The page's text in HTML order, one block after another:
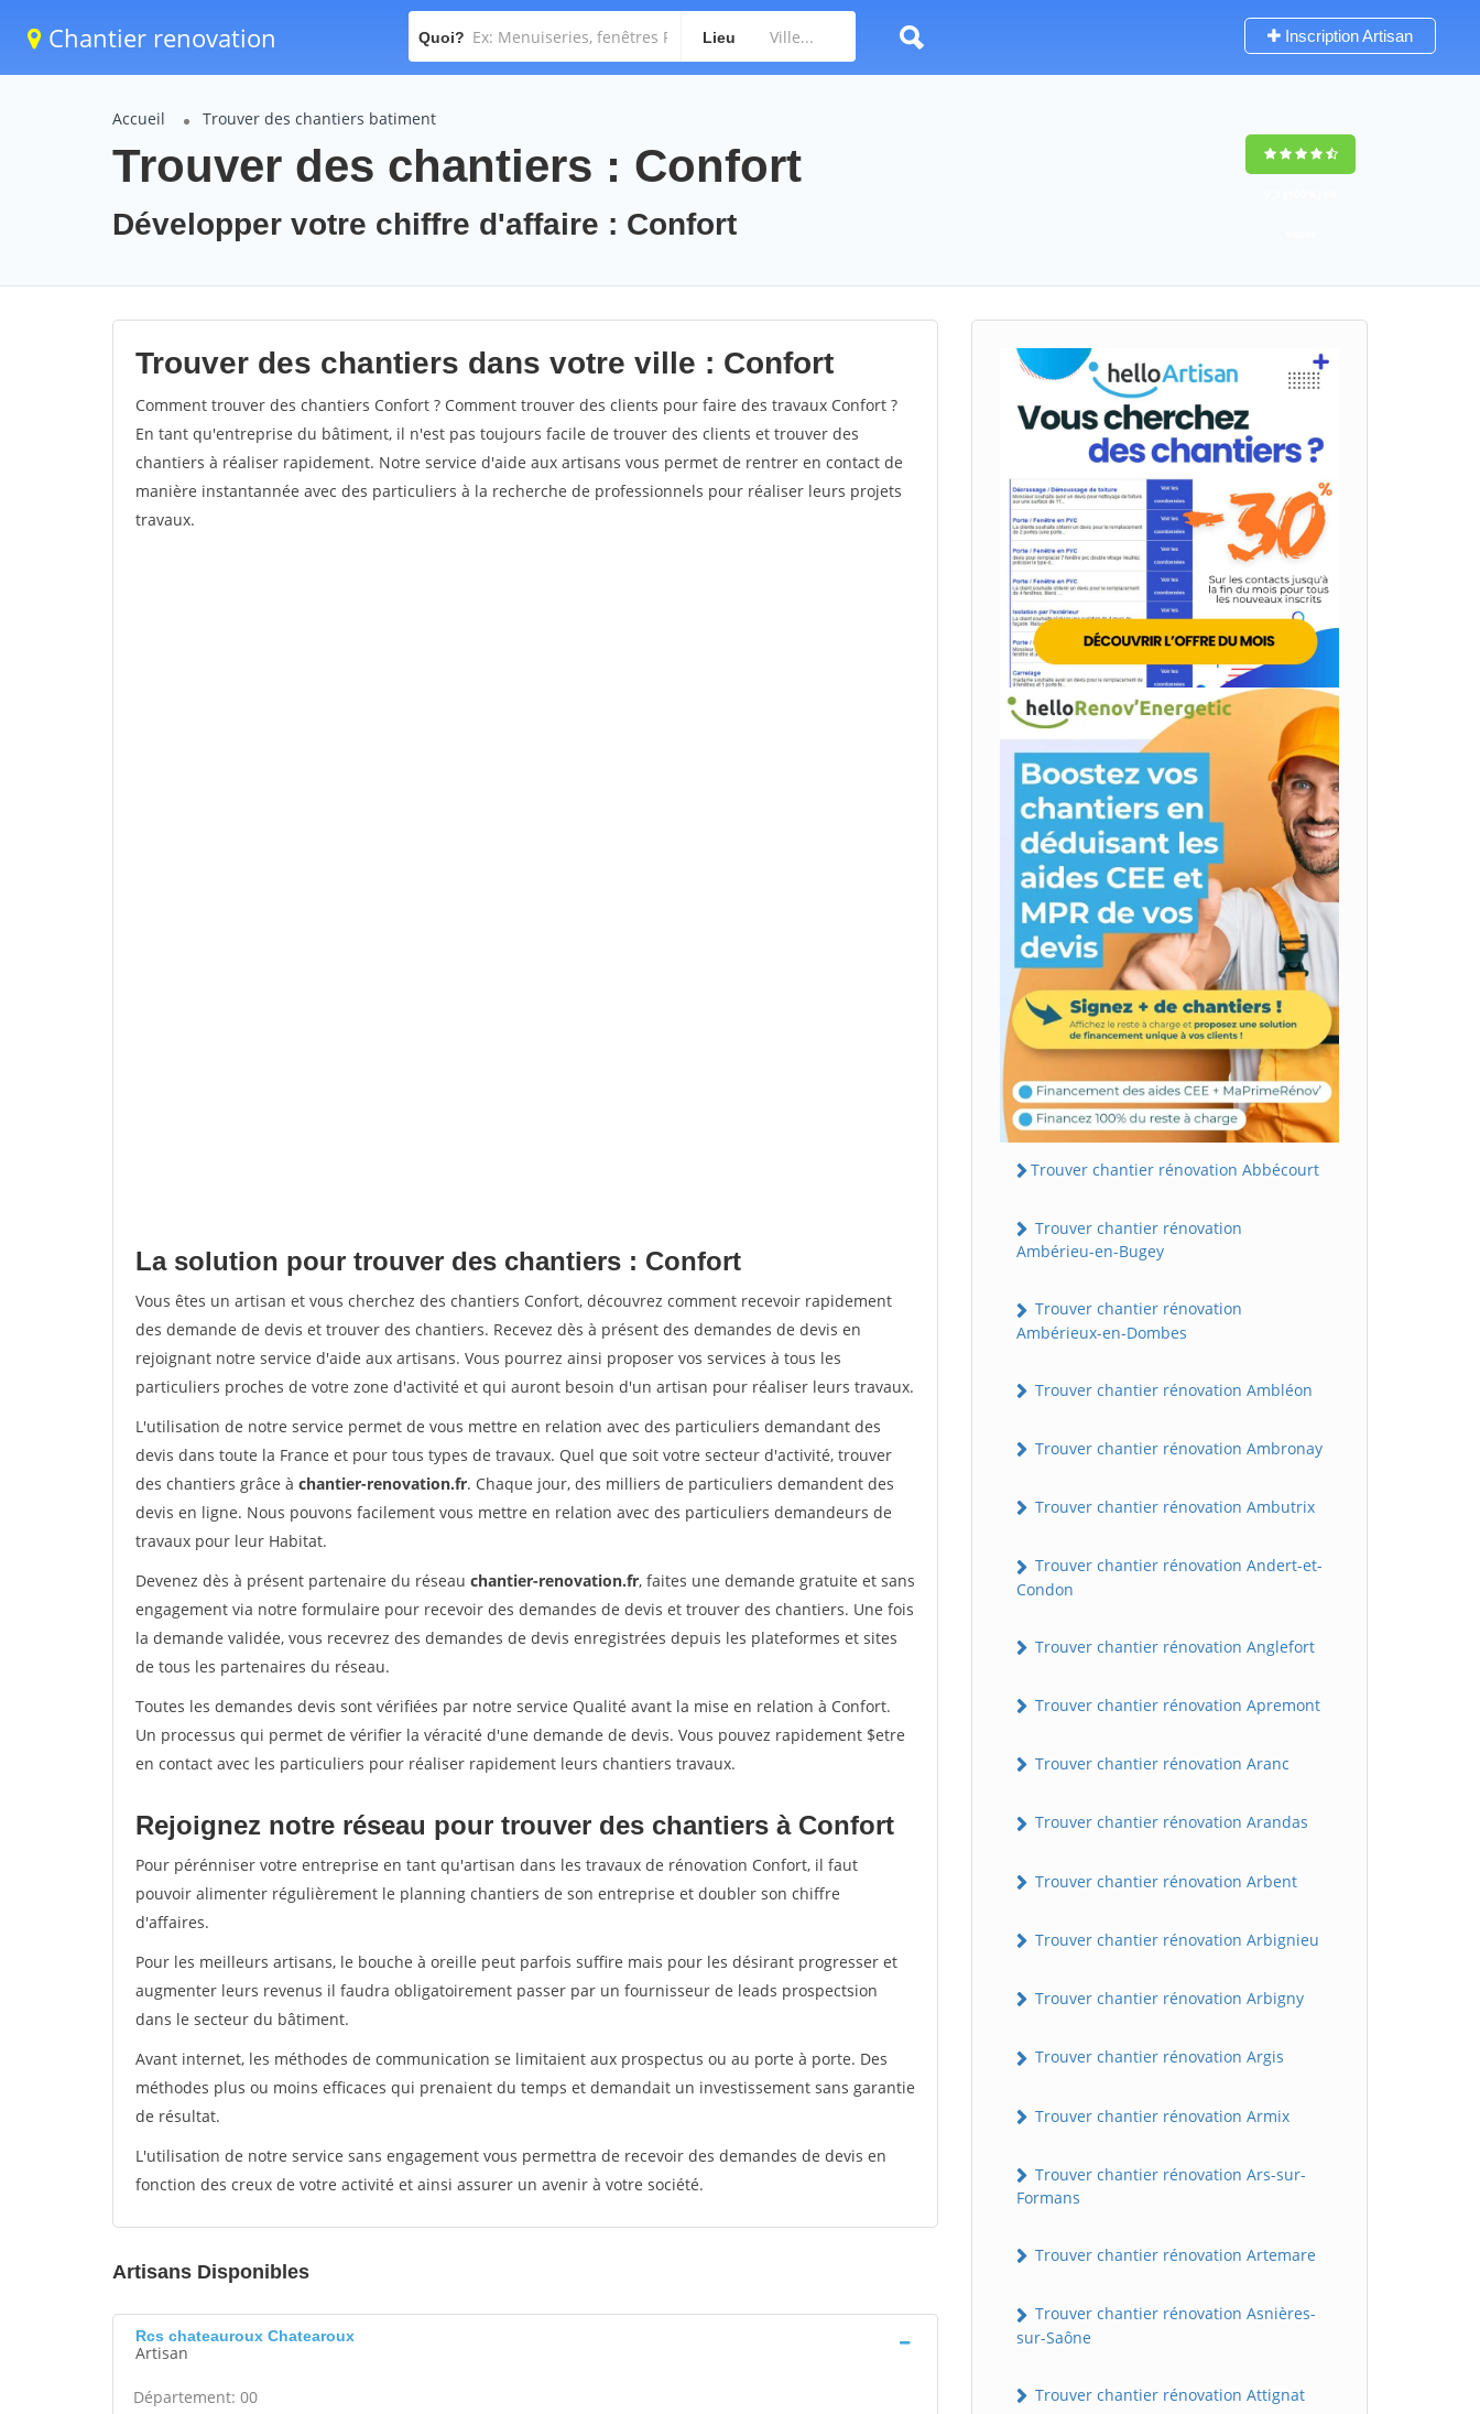
Chantier renovation Quoi? Lieu Inscription Artisan
Accueil Trouver des chantiers batiment
Trouver des chantiers : Confort
Développer votre chiffre d'affaire : Confort
Trouver des chantiers dans votre ville : Confort
Comment trouver des chantiers Confort ? Comment trouver des clients pour faire des travaux Confort ?
En tant qu'entreprise du bâtiment, il n'est pas toujours facile de trouver des clients et trouver des
chantiers à réaliser rapidement. Notre service d'aide aux artisans vous permet de rentrer en contact de
manière instantannée avec des particuliers à la recherche de professionnels pour réaliser leurs projets
travaux.
La solution pour trouver des chantiers : Confort
Vous êtes un artisan et vous cherchez des chantiers Confort, découvrez comment recevoir rapidement
des demande de devis et trouver des chantiers. Recevez dès à présent des demandes de devis en
rejoignant notre service d'aide aux artisans. Vous pourrez ainsi proposer vos services à tous les
particuliers proches de votre zone d'activité et qui auront besoin d'un artisan pour réaliser leurs travaux.
L'utilisation de notre service permet de vous mettre en relation avec des particuliers demandant des
devis dans toute la France et pour tous types de travaux. Quel que soit votre secteur d'activité, trouver
des chantiers grâce à chantier-renovation.fr. Chaque jour, des milliers de particuliers demandent des
devis en ligne. Nous pouvons facilement vous mettre en relation avec des particuliers demandeurs de
travaux pour leur Habitat.
Devenez dès à présent partenaire du réseau chantier-renovation.fr, faites une demande gratuite et sans
engagement via notre formulaire pour recevoir des demandes de devis et trouver des chantiers. Une fois
la demande validée, vous recevrez des demandes de devis enregistrées depuis les plateformes et sites
de tous les partenaires du réseau.
Toutes les demandes devis sont vérifiées par notre service Qualité avant la mise en relation à Confort.
Un processus qui permet de vérifier la véracité d'une demande de devis. Vous pouvez rapidement $etre
en contact avec les particuliers pour réaliser rapidement leurs chantiers travaux.
Rejoignez notre réseau pour trouver des chantiers à Confort
Pour pérénniser votre entreprise en tant qu'artisan dans les travaux de rénovation Confort, il faut
pouvoir alimenter régulièrement le planning chantiers de son entreprise et doubler son chiffre
d'affaires.
Pour les meilleurs artisans, le bouche à oreille peut parfois suffire mais pour les désirant progresser et
augmenter leurs revenus il faudra obligatoirement passer par un fournisseur de leads prospectsion
dans le secteur du bâtiment.
Avant internet, les méthodes de communication se limitaient aux prospectus ou au porte à porte. Des
méthodes plus ou moins efficaces qui prenaient du temps et demandait un investissement sans garantie
de résultat.
L'utilisation de notre service sans engagement vous permettra de recevoir des demandes de devis en
fonction des creux de votre activité et ainsi assurer un avenir à votre société.
Artisans Disponibles
Rcs chateauroux Chatearoux
Artisan
Département: 00
Trouver chantier rénovation Abbécourt
Trouver chantier rénovation
Ambérieu-en-Bugey
Trouver chantier rénovation
Ambérieux-en-Dombes
Trouver chantier rénovation Ambléon
Trouver chantier rénovation Ambronay
Trouver chantier rénovation Ambutrix
Trouver chantier rénovation Andert-et-
Condon
Trouver chantier rénovation Anglefort
Trouver chantier rénovation Apremont
Trouver chantier rénovation Aranc
Trouver chantier rénovation Arandas
Trouver chantier rénovation Arbent
Trouver chantier rénovation Arbignieu
Trouver chantier rénovation Arbigny
Trouver chantier rénovation Argis
Trouver chantier rénovation Armix
Trouver chantier rénovation Ars-sur-
Formans
Trouver chantier rénovation Artemare
Trouver chantier rénovation Asnières-
sur-Saône
Trouver chantier rénovation Attignat